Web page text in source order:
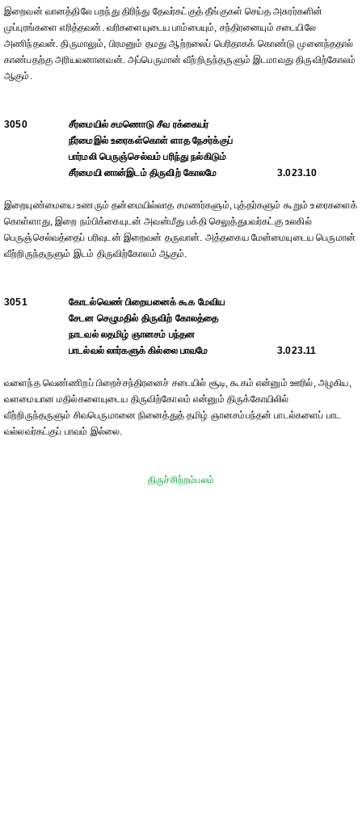
இறைவன் வானத்திலே பறந்து திரிந்து தேவர்கட்குத் தீங்குகள் செய்த அசுரர்களின்
முப்புரங்களை எரித்தவன். வரிகளையுடைய பாம்பையும், சந்திரனையும் சடையிலே
அணிந்தவன். திருமாலும், பிரமனும் தமது ஆற்றலைப் பெரிதாகக் கொண்டு முனைந்ததால்
காண்பதற்கு அரியவனானவன். அப்பெருமான் வீற்றிருந்தருளும் இடமாவது திருவிற்கோலம்
ஆகும்.
3050
சீர்மையில் சமணொடு சீவ ரக்கையர்
நீர்மைஇல் உரைகள்கொள் ளாத நேசர்க்குப்
பார்மலி பெருஞ்செல்வம் பரிந்து நல்கிடும்
சீர்மையி னான்இடம் திருவிற் கோலமே
3.023.10
இறையுண்மையை உணரும் தன்மையில்லாத சமணர்களும், புத்தர்களும் கூறும் உரைகளைக்
கொள்ளாது, இறை நம்பிக்கையுடன் அவன்மீது பக்தி செலுத்துபவர்கட்கு உலகில்
பெருஞ்செல்வத்தைப் பரிவுடன் இறைவன் தருவான். அத்தகைய மேன்மையுடைய பெருமான்
வீற்றிருந்தருளும் இடம் திருவிற்கோலம் ஆகும்.
3051
கோடல்வெண் பிறையனைக் கூக மேவிய
சேடன செழுமதில் திருவிற் கோலத்தை
நாடவல் லதமிழ் ஞானசம் பந்தன
பாடல்வல் லார்களுக் கில்லை பாவமே
3.023.11
வளைந்த வெண்ணிறப் பிறைச்சந்திரனைச் சடையில் சூடி, கூகம் என்னும் ஊரில், அழகிய,
வளமையான மதில்களையுடைய திருவிற்கோலம் என்னும் திருக்கோயிலில்
வீற்றிருந்தருளும் சிவபெருமானை நினைத்துத் தமிழ் ஞானசம்பந்தன் பாடல்களைப் பாட
வல்லவர்கட்குப் பாவம் இல்லை.
திருச்சிற்றம்பலம்